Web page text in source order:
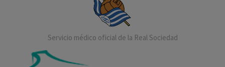
Servicio médico oficial de la Real Sociedad